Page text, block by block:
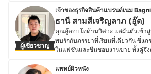
ความปลอดภัยต่าง ๆ เช่น หมวกนิรภัย
นิรภัย เป็นต้น พร้อมทั้งยังทำหน้าที่เป็
คอยให้ความรู้ในด้านระบบความปลอ
ต่าง ๆ อีกด้วย
ประวัติของ ดลธร ธนกุลภารัชต์ (ม
สะสมนาฬิกาด้วย หลังจากเรียนจบป
ธุรกิจ จากจุฬาลงกรณ์มหาวิทยาลัย จึง
บริหารธุรกิจของครอบครัวแบบเต็ม
ตำแหน่งเป็น PR Manager และ
ธุรกิจนาฬิกาของครอบครัว โดยเป็น
ข้อมูลต่าง ๆ กับทั้งลูกค้า พาร์ทเนอร์
โดยสามารถให้คำแนะนำได้ทั้งในเชิ
ผู้เชี่ยวชาญ
เจ้าของธุรกิจสินค้าแบรนด์เนม
ธานี สามสีเจริญลาภ (อู๊ด)
คุณอู๊ดจบโทด้านวิศวะ แต่ผันตัวเข้าสู่
พบรักกับภรรยาที่เรียนที่เดียวกัน ซึ่งภ
ในแฟชั่นและชื่นชอบงานขาย ทั้งคู่จึง
แบรนด์เนม ทั้งกระเป๋า รองเท้าและน
แพทย์ผิวหนัง